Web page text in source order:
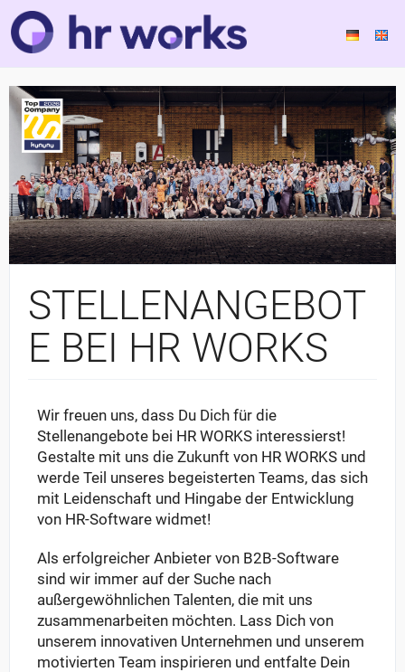
STELLENANGEBOT
E BEI HR WORKS
Wir freuen uns, dass Du Dich für die
Stellenangebote bei HR WORKS interessierst!
Gestalte mit uns die Zukunft von HR WORKS und
werde Teil unseres begeisterten Teams, das sich
mit Leidenschaft und Hingabe der Entwicklung
von HR-Software widmet!
Als erfolgreicher Anbieter von B2B-Software
sind wir immer auf der Suche nach
außergewöhnlichen Talenten, die mit uns
zusammenarbeiten möchten. Lass Dich von
unserem innovativen Unternehmen und unserem
motivierten Team inspirieren und entfalte Dein